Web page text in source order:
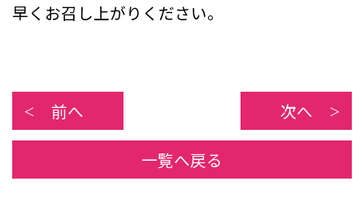
早くお召し上がりください。
前へ 次へ
一覧へ戻る